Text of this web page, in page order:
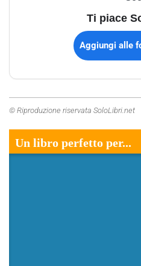
Ti piace
Aggiungi alle
© Riproduzione riservata SoloLibri.net
Un libro perfetto per...